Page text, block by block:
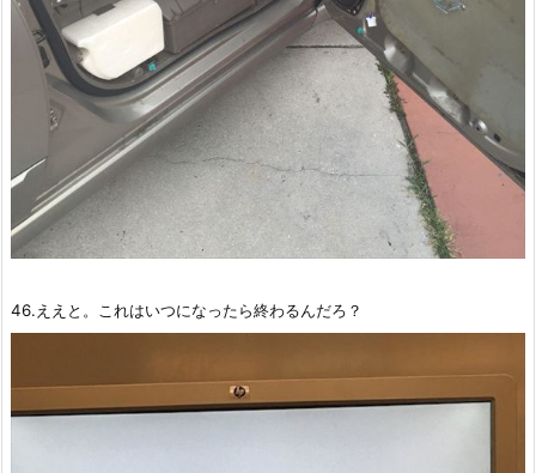
46.ええと。これはいつになったら終わるんだろ？